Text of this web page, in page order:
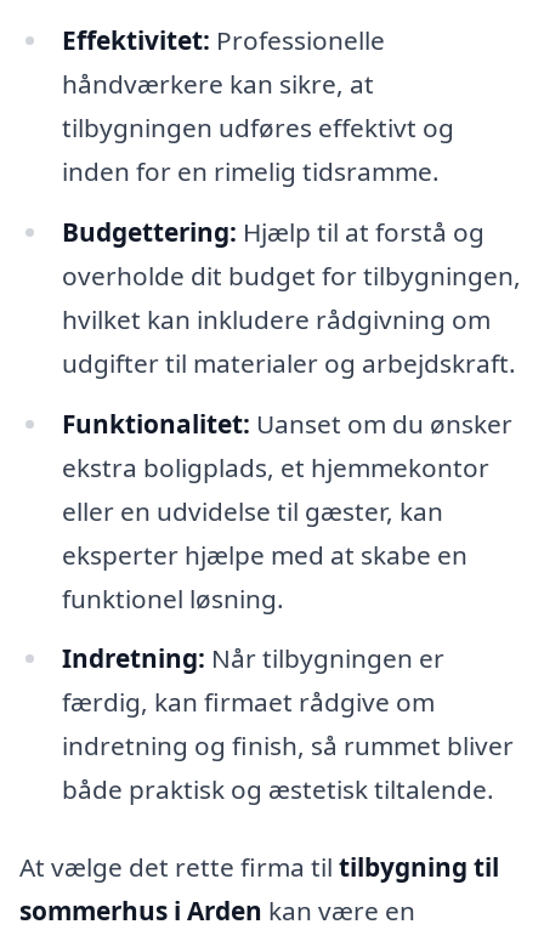
Effektivitet: Professionelle
håndværkere kan sikre, at
tilbygningen udføres effektivt og
inden for en rimelig tidsramme.
Budgettering: Hjælp til at forstå og
overholde dit budget for tilbygningen,
hvilket kan inkludere rådgivning om
udgifter til materialer og arbejdskraft.
Funktionalitet: Uanset om du ønsker
ekstra boligplads, et hjemmekontor
eller en udvidelse til gæster, kan
eksperter hjælpe med at skabe en
funktionel løsning.
Indretning: Når tilbygningen er
færdig, kan firmaet rådgive om
indretning og finish, så rummet bliver
både praktisk og æstetisk tiltalende.
At vælge det rette firma til tilbygning til
sommerhus i Arden kan være en